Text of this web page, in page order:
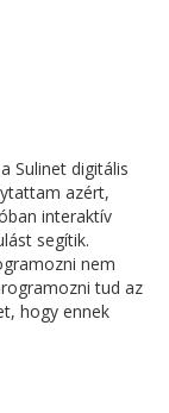
Sulinet digitális
azért,
interaktív
segítik.
nem
tud az
hogy ennek